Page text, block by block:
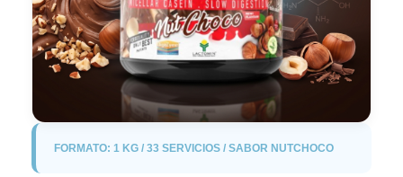
FORMATO: 1 KG / 33 SERVICIOS / SABOR NUTCHOCO